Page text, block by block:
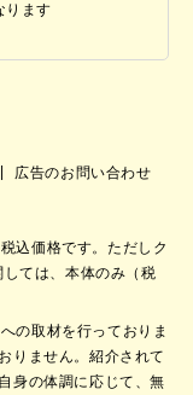
ります
広告のお問い合わせ
込価格です。ただしク
ては、本体のみ（税
の取材を行っておりま
りません。紹介されて
身の体調に応じて、無